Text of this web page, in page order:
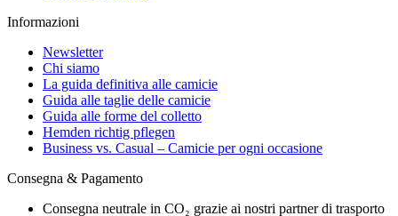
Informazioni
Newsletter
Chi siamo
La guida definitiva alle camicie
Guida alle taglie delle camicie
Guida alle forme del colletto
Hemden richtig pflegen
Business vs. Casual – Camicie per ogni occasione
Consegna & Pagamento
Consegna neutrale in CO₂ grazie ai nostri partner di trasporto